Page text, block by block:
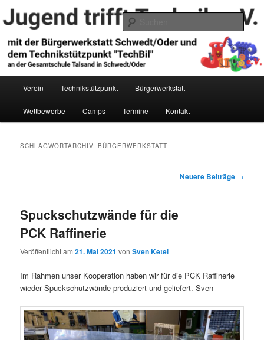
Zum
primären
springen
Zum
sekundären
springenJugend trifft Technik e.V.
Verein Technikstützpunkt Bürgerwerkstatt
Wettbewerbe Camps Termine Kontakt
SCHLAGWORTARCHIV:BÜRGERWERKSTATT
Neuere Beiträge →
Spuckschutzwände für die
PCK Raffinerie
Veröffentlicht am21. Mai 2021 vonSven Ketel
Im Rahmen unser Kooperation haben wir für die PCK Raffinerie
wieder Spuckschutzwände produziert und geliefert. Sven